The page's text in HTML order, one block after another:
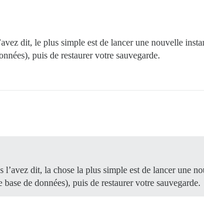
readable. You can secure this file by
base
0128
dit, le plus simple est de lancer une nouvelle
puis de restaurer votre sauvegarde.
dit, la chose la plus simple est de lancer une
de données), puis de restaurer votre sauvegarde.